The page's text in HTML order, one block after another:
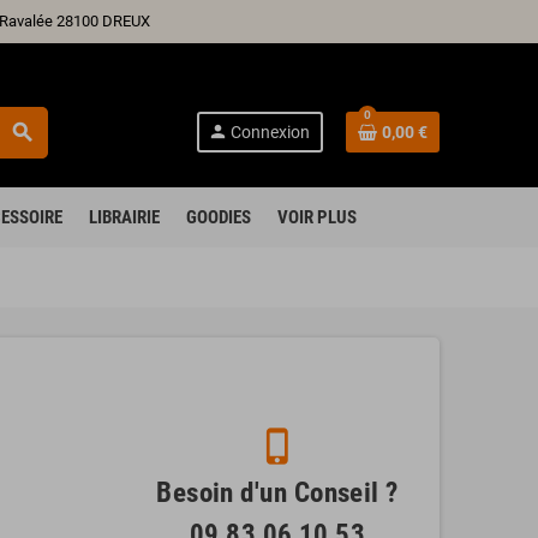
28100 DREUX
search person Connexion
0
0,00 €
LIBRAIRIE GOODIES VOIR PLUS
phone_iphone
Besoin d'un Conseil ?